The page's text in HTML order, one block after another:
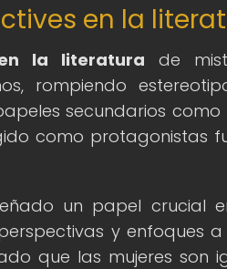
en la
la literatura de
rompiendo
secundarios
como protagonistas
un papel crucial
y enfoques
que las mujeres son